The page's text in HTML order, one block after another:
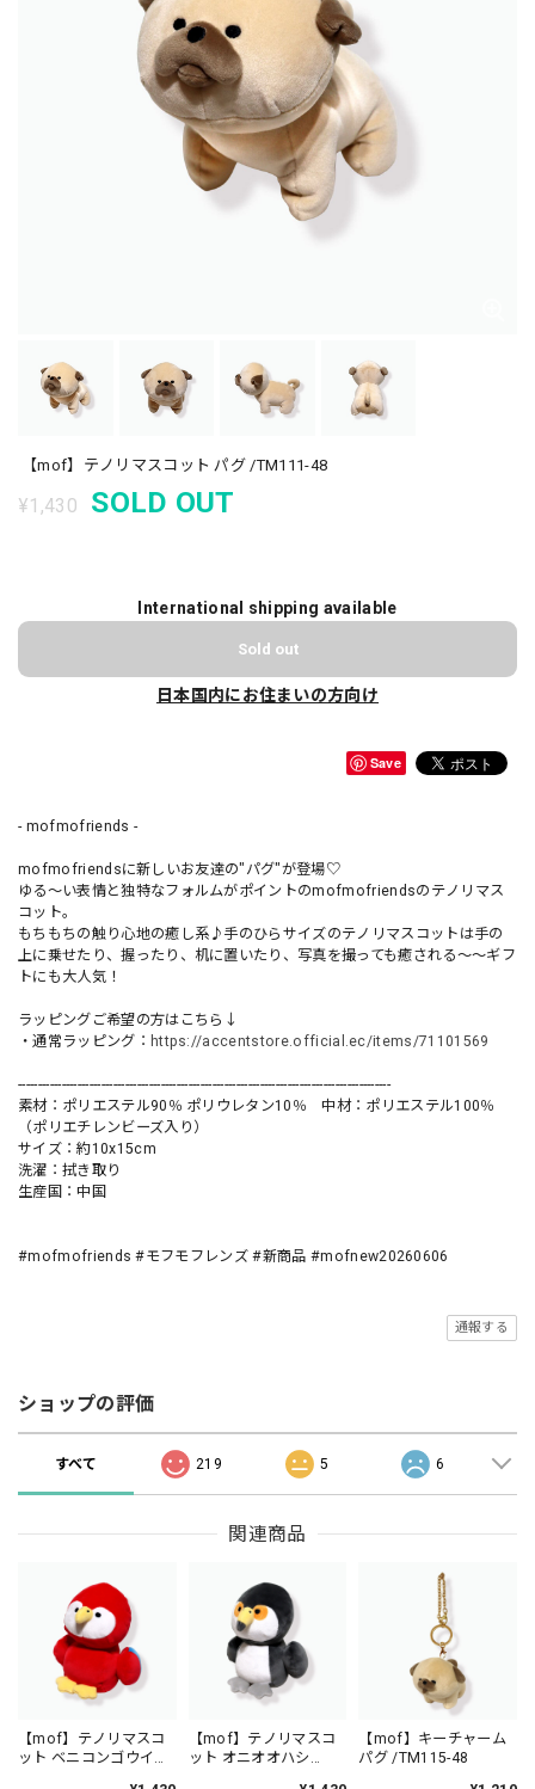
【mof】テノリマスコット パグ /TM111-48
¥1,430 SOLD OUT
International shipping available
Sold out
日本国内にお住まいの方向け
Save
- mofmofriends -
mofmofriendsに新しいお友達の"パグ"が登場♡
ゆる〜い表情と独特なフォルムがポイントのmofmofriendsのテノリマス
コット。
もちもちの触り心地の癒し系♪手のひらサイズのテノリマスコットは手の
上に乗せたり、握ったり、机に置いたり、写真を撮っても癒される〜〜ギフ
トにも大人気！
ラッピングご希望の方はこちら↓
・通常ラッピング： https://accentstore.official.ec/items/71101569
----------------------------------------------------------------------------------------------
素材：ポリエステル90％ ポリウレタン10％ 中材：ポリエステル100％
（ポリエチレンビーズ入り）
サイズ：約10x15cm
洗濯：拭き取り
生産国：中国
#mofmofriends #モフモフレンズ #新商品 #mofnew20260606
通報する
ショップの評価
すべて 219 5 6
関連商品
【mof】テノリマスコ
ット ベニコンゴウイン
【mof】テノリマスコ
ット オニオオハシ
【mof】キーチャーム
パグ /TM115-48